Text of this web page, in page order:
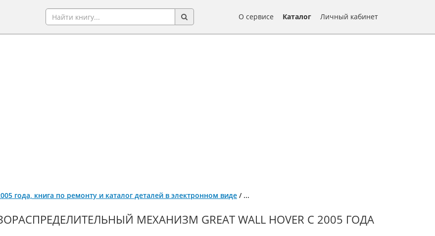
О сервисе Каталог Личный кабинет
года, книга по ремонту и каталог деталей в электронном виде / ...
МЕХАНИЗМ GREAT WALL HOVER С 2005 ГОДА